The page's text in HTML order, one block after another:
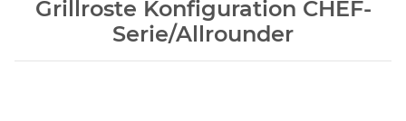
Grillroste Konfiguration CHEF-
Serie/Allrounder